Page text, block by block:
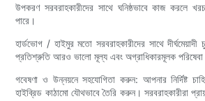
উপকরণ সরবরাহকারীদের সাথে ঘনিষ্ঠভাবে কাজ করলে
পারে।
হার্ডভোগ / হাইমুর মতো সরবরাহকারীদের সাথে
প্রতিশ্রুতি আরও ভালো মূল্য এবং অগ্রাধিকারমূলক পরিষেবা
গবেষণা ও উন্নয়নে সহযোগিতা করুন: আপনার নির্দিষ্ট
হাইব্রিড কাঠামো যৌথভাবে তৈরি করুন। সরবরাহকারীরা